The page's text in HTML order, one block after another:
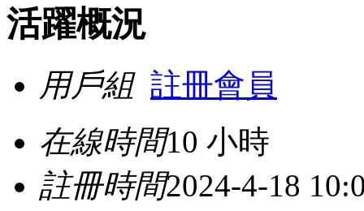
活躍概況
用戶組 註冊會員
在線時間10 小時
註冊時間2024-4-18